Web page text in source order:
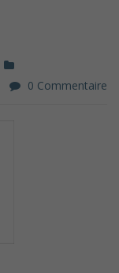
0 Commentaire